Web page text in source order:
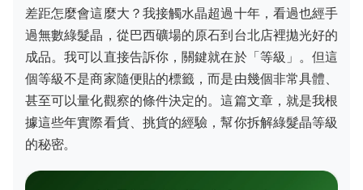
差距怎麼會這麼大？我接觸水晶超過十年，看過也經手
過無數綠髮晶，從巴西礦場的原石到台北店裡拋光好的
成品。我可以直接告訴你，關鍵就在於「等級」。但這
個等級不是商家隨便貼的標籤，而是由幾個非常具體、
甚至可以量化觀察的條件決定的。這篇文章，就是我根
據這些年實際看貨、挑貨的經驗，幫你拆解綠髮晶等級
的秘密。